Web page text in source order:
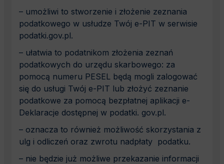
– umożliwi to stworzenie i złożenie zeznania
podatkowego w usłudze Twój e-PIT w serwisie
podatki.gov.pl.
– ułatwia to podatnikom złożenia zeznań
podatkowych do urzędu skarbowego: za
pomocą numeru PESEL będą mogli zalogować
się do usługi Twój e-PIT lub złożyć zeznanie
podatkowe za pomocą bezpłatnej aplikacji e-
Deklaracje dostępnej w podatki. gov.pl.
– oznacza to również możliwość skorzystania z
ulg i odliczeń oraz zwrotu nadpłaty podatku.
– nie będzie już możliwe przekazanie informacji